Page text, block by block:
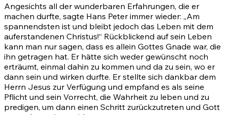
Angesichts all der wunderbaren Erfahrungen, die er
machen durfte, sagte Hans Peter immer wieder: „Am
spannendsten ist und bleibt jedoch das Leben mit dem
auferstandenen Christus!“ Rückblickend auf sein Leben
kann man nur sagen, dass es allein Gottes Gnade war, die
ihn getragen hat. Er hätte sich weder gewünscht noch
erträumt, einmal dahin zu kommen und da zu sein, wo er
dann sein und wirken durfte. Er stellte sich dankbar dem
Herrn Jesus zur Verfügung und empfand es als seine
Pflicht und sein Vorrecht, die Wahrheit zu leben und zu
predigen, um dann einen Schritt zurückzutreten und Gott